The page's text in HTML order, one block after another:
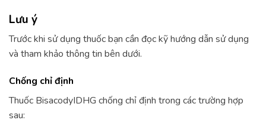
Lưu ý
Trước khi sử dụng thuốc bạn cần đọc kỹ hướng dẫn sử dụng
và tham khảo thông tin bên dưới.
Chống chỉ định
Thuốc BisacodyIDHG chống chỉ định trong các trường hợp
sau: